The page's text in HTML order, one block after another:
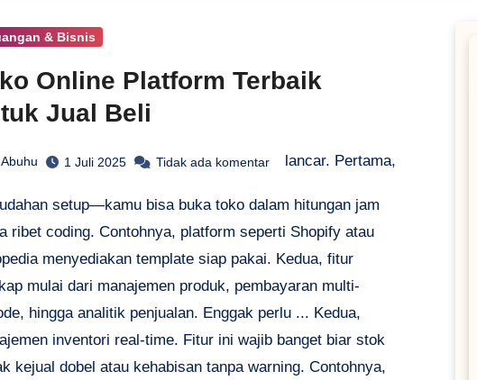
& Bisnis
Online Platform Terbaik
Jual Beli
Abuhu 1 Juli 2025 Tidak ada komentar lancar. Pertama,
setup—kamu bisa buka toko dalam hitungan jam
ribet coding. Contohnya, platform seperti Shopify atau
menyediakan template siap pakai. Kedua, fitur
mulai dari manajemen produk, pembayaran multi-
hingga analitik penjualan. Enggak perlu ... Kedua,
inventori real-time. Fitur ini wajib banget biar stok
kejual dobel atau kehabisan tanpa warning. Contohnya,